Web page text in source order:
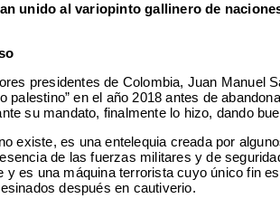
unido al variopinto gallinero de
presidentes de Colombia, Juan Manuel
palestino” en el año 2018 antes de
su mandato, finalmente lo hizo, dando
existe, es una entelequia creada por
de las fuerzas militares y de
y es una máquina terrorista cuyo único fin
después en cautiverio.